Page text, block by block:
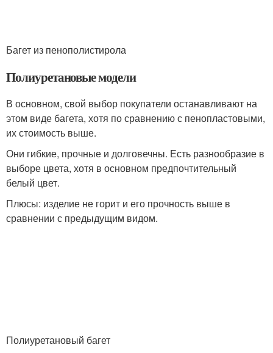
Багет из пенополистирола
Полиуретановые модели
В основном, свой выбор покупатели останавливают на
этом виде багета, хотя по сравнению с пенопластовыми,
их стоимость выше.
Они гибкие, прочные и долговечны. Есть разнообразие в
выборе цвета, хотя в основном предпочтительный
белый цвет.
Плюсы: изделие не горит и его прочность выше в
сравнении с предыдущим видом.
Полиуретановый багет